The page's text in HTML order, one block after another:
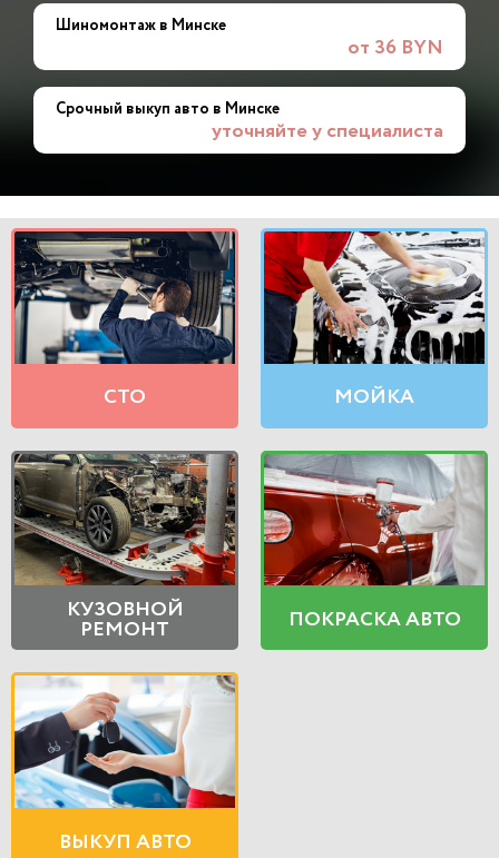
Шиномонтаж в Минске
от 36 BYN
Срочный выкуп авто в Минске
уточняйте у специалиста
СТО МОЙКА
КУЗОВНОЙ
РЕМОНТ ПОКРАСКА АВТО
ВЫКУП АВТО